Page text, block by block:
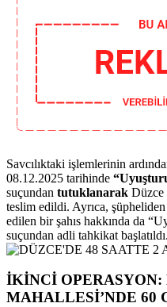
Savcılıktaki işlemlerinin
08.12.2025 tarihinde
suçundan tutuklanarak Düzce
teslim edildi. Ayrıca, şüpheliden
edilen bir şahıs hakkında da
suçundan adli tahkikat başlatıldı.
İKİNCİ
MAHALLESİ’NDE 60